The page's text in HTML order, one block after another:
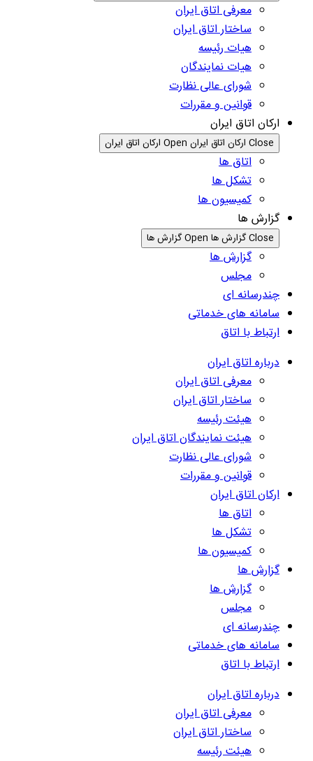
معرفی اتاق ایران
ساختار اتاق ایران
هیات رئیسه
هیات نمایندگان
شورای عالی نظارت
قوانین و مقررات
ارکان اتاق ایران
Close ارکان اتاق ایران Open ارکان اتاق ایران
اتاق ها
تشکل ها
کمیسیون ها
گزارش ها
Close گزارش ها Open گزارش ها
گزارش ها
مجلس
چندرسانه ای
سامانه های خدماتی
ارتباط با اتاق
درباره اتاق ایران
معرفی اتاق ایران
ساختار اتاق ایران
هیئت رئیسه
هیئت نمایندگان اتاق ایران
شورای عالی نظارت
قوانین و مقررات
ارکان اتاق ایران
اتاق ها
تشکل ها
کمیسیون ها
گزارش ها
گزارش ها
مجلس
چندرسانه ای
سامانه های خدماتی
ارتباط با اتاق
درباره اتاق ایران
معرفی اتاق ایران
ساختار اتاق ایران
هیئت رئیسه